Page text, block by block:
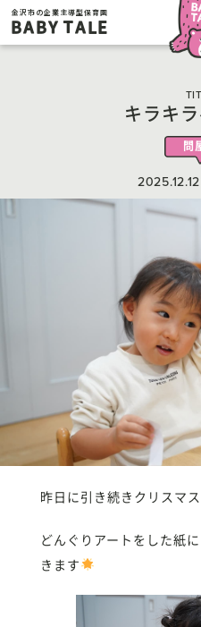
金沢市の企業主導型保育園
BABY TALE
キラキ
問
2025.12.12
昨日に引き続きクリスマ
どんぐりアートをした紙
きます